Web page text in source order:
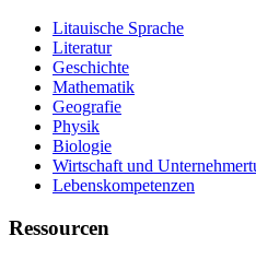
Litauische Sprache
Literatur
Geschichte
Mathematik
Geografie
Physik
Biologie
Wirtschaft und
Lebenskompetenzen
Ressourcen